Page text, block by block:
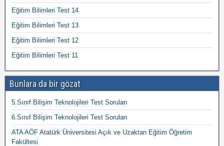
Eğitim Bilimleri Test 14
Eğitim Bilimleri Test 13
Eğitim Bilimleri Test 12
Eğitim Bilimleri Test 11
Bunlara da bir gözat
5.Sınıf Bilişim Teknolojileri Test Soruları
6.Sınıf Bilişim Teknolojileri Test Soruları
ATA AÖF Atatürk Üniversitesi Açık ve Uzaktan Eğitim Öğretim
Fakültesi